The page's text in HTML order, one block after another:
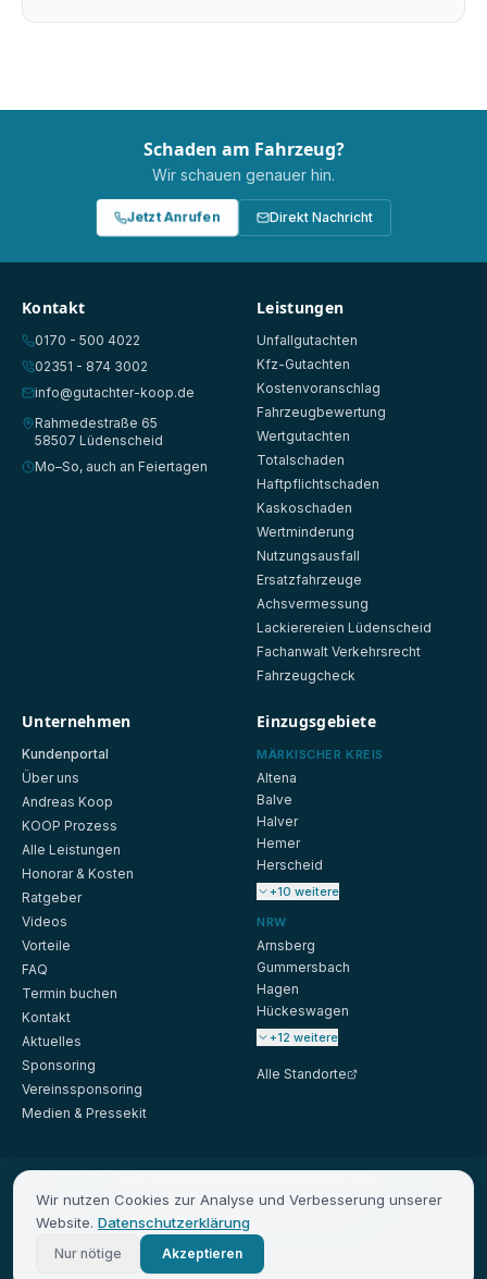
Schaden am Fahrzeug?
Wir schauen genauer hin.
Jetzt Anrufen Direkt Nachricht
Kontakt
0170 - 500 4022
02351 - 874 3002
info@gutachter-koop.de
Rahmedestraße 65
58507 Lüdenscheid
Mo–So, auch an Feiertagen
Leistungen
Unfallgutachten
Kfz-Gutachten
Kostenvoranschlag
Fahrzeugbewertung
Wertgutachten
Totalschaden
Haftpflichtschaden
Kaskoschaden
Wertminderung
Nutzungsausfall
Ersatzfahrzeuge
Achsvermessung
Lackierereien Lüdenscheid
Fachanwalt Verkehrsrecht
Fahrzeugcheck
Unternehmen
Kundenportal
Über uns
Andreas Koop
KOOP Prozess
Alle Leistungen
Honorar & Kosten
Ratgeber
Videos
Vorteile
FAQ
Termin buchen
Kontakt
Aktuelles
Sponsoring
Vereinssponsoring
Medien & Pressekit
Einzugsgebiete
MÄRKISCHER KREIS
Altena
Balve
Halver
Hemer
Herscheid
+10 weitere
NRW
Arnsberg
Gummersbach
Hagen
Hückeswagen
+12 weitere
Alle Standorte
Impressum ·Datenschutz · Sitemap·Grounding
über 500
Wir nutzen Cookies zur Analyse und Verbesserung unserer
Website. Datenschutzerklärung
Nur nötige Akzeptieren